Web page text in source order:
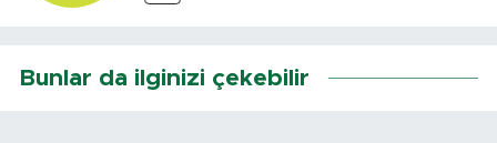
Bunlar da ilginizi çekebilir